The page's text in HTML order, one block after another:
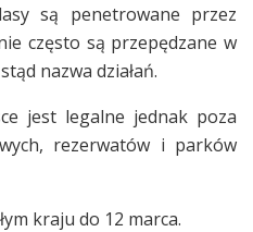
są penetrowane przez
często są przepędzane w
nazwa działań.
jest legalne jednak poza
rezerwatów i parków
kraju do 12 marca.